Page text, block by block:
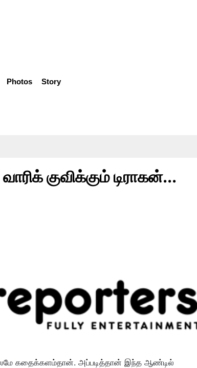
Photos Story
குவிக்கும் டிராகன்...
கதைக்களம்தான். அப்படித்தான் இந்த ஆண்டில்